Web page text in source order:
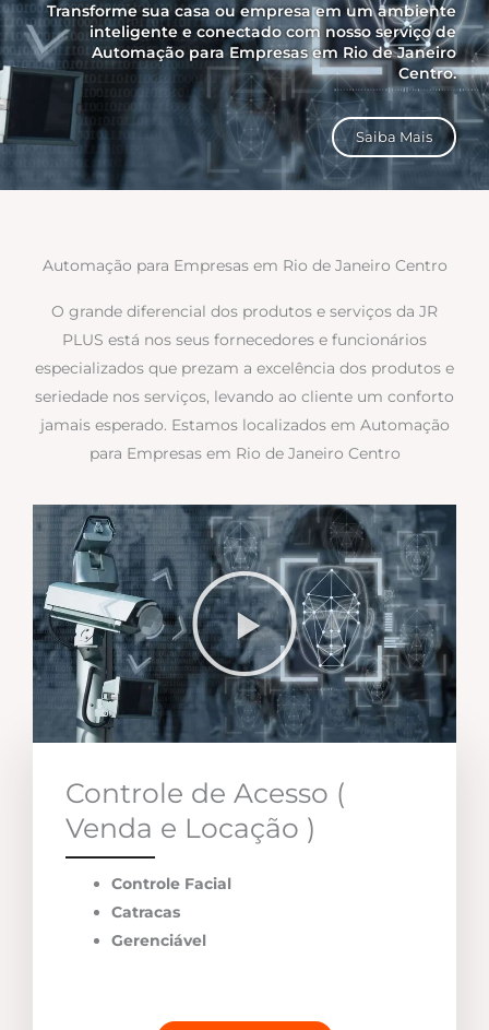
Transforme sua casa ou empresa em um ambiente
inteligente e conectado com nosso serviço de
Automação para Empresas em Rio de Janeiro
Centro.
Saiba Mais
Automação para Empresas em Rio de Janeiro Centro
O grande diferencial dos produtos e serviços da JR
PLUS está nos seus fornecedores e funcionários
especializados que prezam a excelência dos produtos e
seriedade nos serviços, levando ao cliente um conforto
jamais esperado. Estamos localizados em Automação
para Empresas em Rio de Janeiro Centro
Controle de Acesso (
Venda e Locação )
Controle Facial
Catracas
Gerenciável